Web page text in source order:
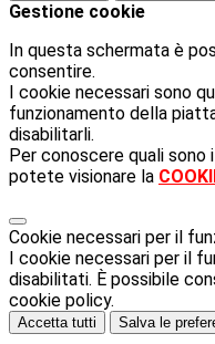
Gestione cookie
In questa schermata è
consentire.
I cookie necessari sono
funzionamento della
disabilitarli.
Per conoscere quali sono
potete visionare la
Cookie necessari per il
I cookie necessari per il
disabilitati. È possibile
cookie policy.
Accetta tutti Salva le